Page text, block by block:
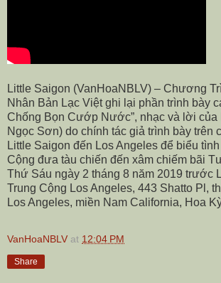
Little Saigon (VanHoaNBLV) – Chương
Nhân Bản Lạc Việt ghi lại phần trình bày
Chống Bọn Cướp Nước”, nhạc và lời
Ngọc Sơn) do chính tác giả trình bày trên
Little Saigon đến Los Angeles để biểu
Cộng đưa tàu chiến đến xâm chiếm bãi
Thứ Sáu ngày 2 tháng 8 năm 2019 trước
Trung Cộng Los Angeles, 443 Shatto Pl,
Los Angeles, miền Nam California, Hoa
VanHoaNBLV at 12:04 PM
Share